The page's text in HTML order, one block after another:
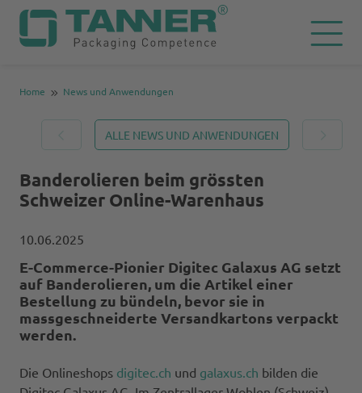
Home News und Anwendungen
ALLE NEWS UND ANWENDUNGEN
Banderolieren beim grössten
Schweizer Online-Warenhaus
10.06.2025
E-Commerce-Pionier Digitec Galaxus AG setzt
auf Banderolieren, um die Artikel einer
Bestellung zu bündeln, bevor sie in
massgeschneiderte Versandkartons verpackt
werden.
Die Onlineshops digitec.ch und galaxus.ch bilden die